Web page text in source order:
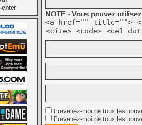
enter
NOTE - Vous pouvez
<a href="" title="">
<cite> <code> <del
Prévenez-moi de tous les
Prévenez-moi de tous les